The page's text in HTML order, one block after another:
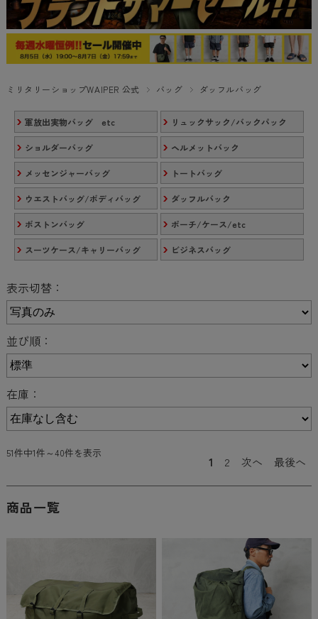
ミリタリーショップWAIPER 公式 バッグ ダッフルバッグ
軍放出実物バッグ etc リュックサック/バックパック
ショルダーバッグ ヘルメットバック
メッセンジャーバッグ トートバッグ
ウエストバッグ/ボディバッグ ダッフルバック
ボストンバッグ ポーチ/ケース/etc
スーツケース/キャリーバッグ ビジネスバッグ
表示切替：
並び順：
在庫：
51件中1件～40件を表示
1 2 次へ 最後へ
商品一覧